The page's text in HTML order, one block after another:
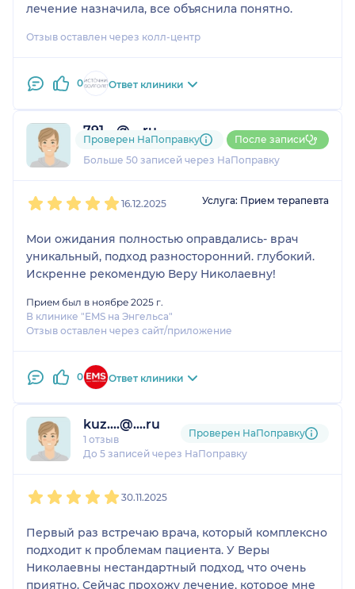
лечение назначила, все объяснила понятно.
Отзыв оставлен через колл-центр
0 Ответ клиники
791....@....ru
12 отзывови1 оценка
Больше 50 записей через НаПоправку
Проверен НаПоправку После записи
16.12.2025 Услуга: Прием терапевта
Мои ожидания полностью оправдались- врач
уникальный, подход разносторонний. глубокий.
Искренне рекомендую Веру Николаевну!
Прием был в ноябре 2025 г.
В клинике "EMS на Энгельса"
Отзыв оставлен через сайт/приложение
0 Ответ клиники
kuz....@....ru
1 отзыв
До 5 записей через НаПоправку
Проверен НаПоправку
30.11.2025
Первый раз встречаю врача, который комплексно
подходит к проблемам пациента. У Веры
Николаевны нестандартный подход, что очень
приятно. Сейчас прохожу лечение, которое мне